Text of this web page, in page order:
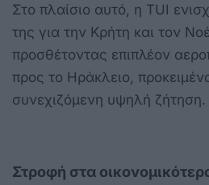
Στο πλαίσιο αυτό, η TUI
της για την Κρήτη και τον
προσθέτοντας επιπλέον
προς το Ηράκλειο,
συνεχιζόμενη υψηλή ζήτηση.
Στροφή στα